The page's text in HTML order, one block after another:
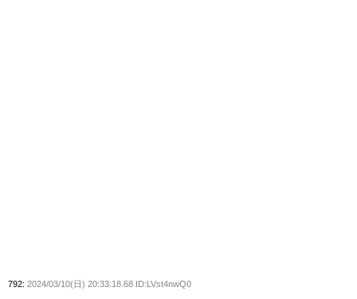
792: 2024/03/10(日) 20:33:18.68 ID:LVst4nwQ0